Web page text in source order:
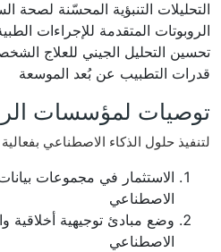
التحليلات التنبؤية المحسّنة لصحة
الروبوتات المتقدمة للإجراءات
تحسين التحليل الجيني للعلاج
قدرات التطبيب عن بُعد الموسعة
توصيات لمؤسسات
لتنفيذ حلول الذكاء الاصطناعي
الاستثمار في مجموعات
الاصطناعي
وضع مبادئ توجيهية أخلاقية
الاصطناعي